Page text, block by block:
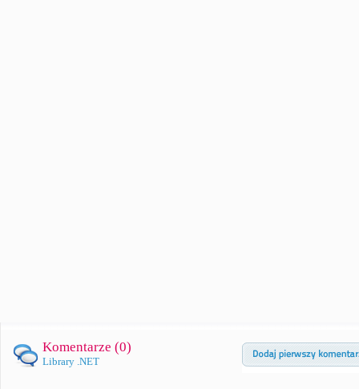
Komentarze (0)
Library .NET